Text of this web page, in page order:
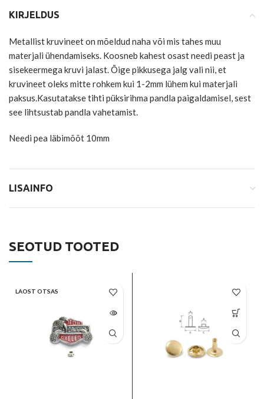
KIRJELDUS
Metallist kruvineet on mõeldud naha või mis tahes muu
materjali ühendamiseks. Koosneb kahest osast needi peast ja
sisekeermega kruvi jalast. Õige pikkusega jalg vali nii, et
kruvineet oleks mitte rohkem kui 1-2mm lühem kui materjali
paksus.Kasutatakse tihti püksirihma pandla paigaldamisel, sest
see lihtsustab pandla vahetamist.
Needi pea läbimõõt 10mm
LISAINFO
SEOTUD TOOTED
LAOST OTSAS